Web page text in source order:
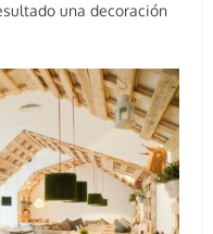
una decoración